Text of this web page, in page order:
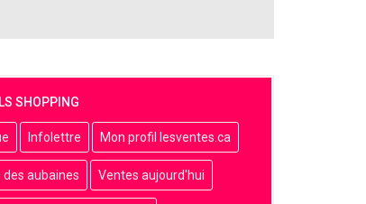
SHOPPING
Infolettre Mon profil lesventes.ca
des aubaines Ventes aujourd'hui